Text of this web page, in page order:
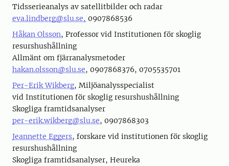
Tidsserieanalys av satellitbilder och radar
eva.lindberg@slu.se, 0907868536
Håkan Olsson, Professor vid Institutionen för skoglig
resurshushållning
Allmänt om fjärranalysmetoder
hakan.olsson@slu.se, 0907868376, 0705535701
Per-Erik Wikberg, Miljöanalysspecialist
vid Institutionen för skoglig resurshushållning
Skogliga framtidsanalyser
per-erik.wikberg@slu.se, 0907868303
Jeannette Eggers, forskare vid institutionen för skoglig
resurshushållning
Skogliga framtidsanalyser, Heureka